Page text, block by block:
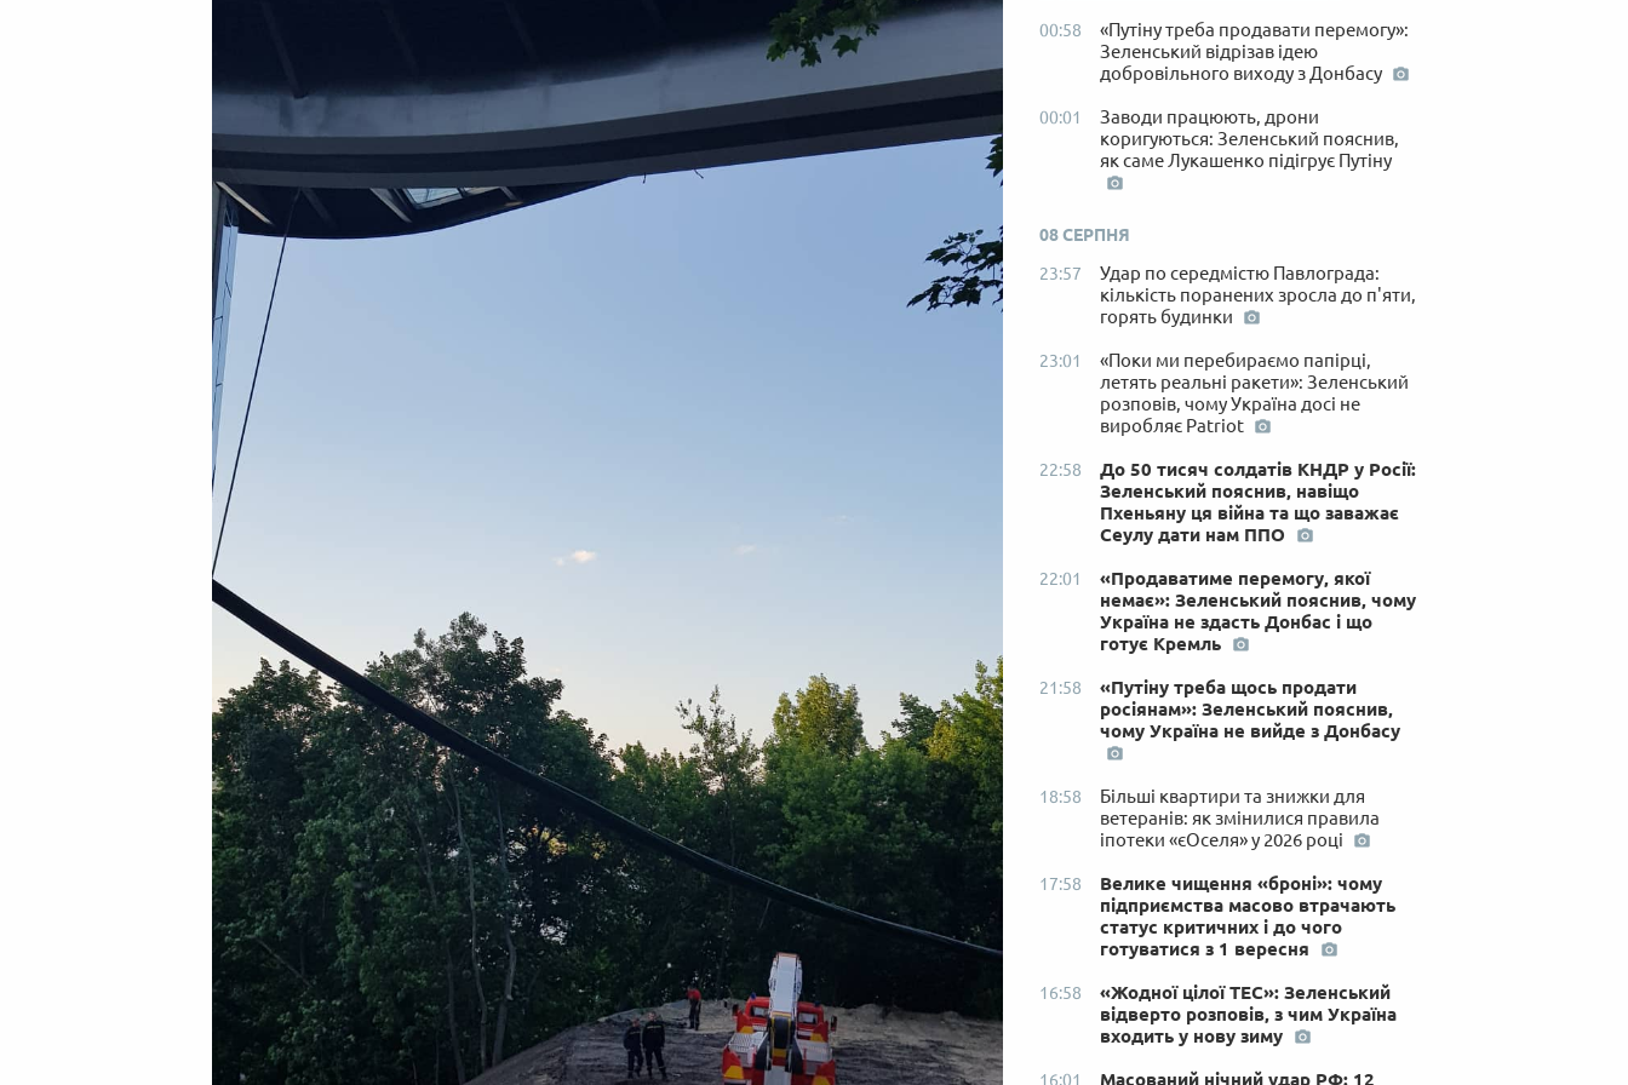
00:58
«Путіну треба продавати перемогу»:
Зеленський відрізав ідею
добровільного виходу з Донбасу
00:01
Заводи працюють, дрони
коригуються: Зеленський пояснив,
як саме Лукашенко підігрує Путіну
08 СЕРПНЯ
23:57
Удар по середмістю Павлограда:
кількість поранених зросла до п'яти,
горять будинки
23:01
«Поки ми перебираємо папірці,
летять реальні ракети»: Зеленський
розповів, чому Україна досі не
виробляє Patriot
22:58
До 50 тисяч солдатів КНДР у Росії:
Зеленський пояснив, навіщо
Пхеньяну ця війна та що заважає
Сеулу дати нам ППО
22:01
«Продаватиме перемогу, якої
немає»: Зеленський пояснив, чому
Україна не здасть Донбас і що
готує Кремль
21:58
«Путіну треба щось продати
росіянам»: Зеленський пояснив,
чому Україна не вийде з Донбасу
18:58
Більші квартири та знижки для
ветеранів: як змінилися правила
іпотеки «єОселя» у 2026 році
17:58
Велике чищення «броні»: чому
підприємства масово втрачають
статус критичних і до чого
готуватися з 1 вересня
16:58
«Жодної цілої ТЕС»: Зеленський
відверто розповів, з чим Україна
входить у нову зиму
16:01 Масований нічний удар РФ: 12